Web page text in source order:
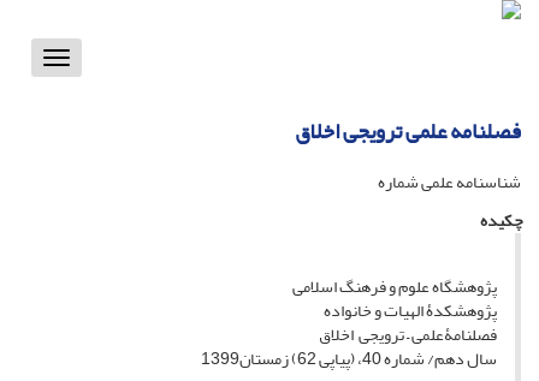
Toggle
فصلنامه علمی ترویجی اخلاق
شناسنامه علمی شماره
چکیده
پژوهشگاه علوم و فرهنگ اسلامی
پژوهشکدۀ الهیات و خانواده
فصلنامۀعلمی – ترویجی اخلاق
سال دهم/ شماره 40، (پیاپی 62) زمستان1399